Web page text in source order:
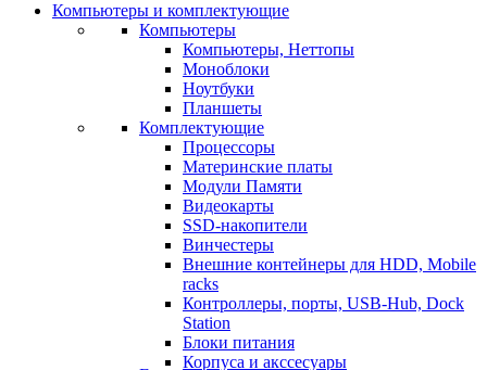
Компьютеры и комплектующие
Компьютеры
Компьютеры, Неттопы
Моноблоки
Ноутбуки
Планшеты
Комплектующие
Процессоры
Материнские платы
Модули Памяти
Видеокарты
SSD-накопители
Винчестеры
Внешние контейнеры для HDD, Mobile
racks
Контроллеры, порты, USB-Hub, Dock
Station
Блоки питания
Корпуса и акссесуары